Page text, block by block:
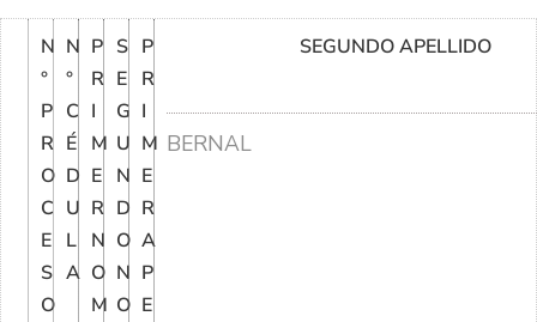
N
°
P
R
O
C
E
S
O
N
°
C
É
D
U
L
A
P
R
I
M
E
R
N
O
M
S
E
G
U
N
D
O
N
O
P
R
I
M
E
R
A
P
E
SEGUNDO APELLIDO
BERNAL